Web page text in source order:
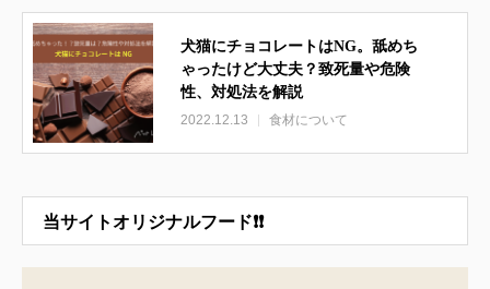
犬猫にチョコレートはNG。舐めち
ゃったけど大丈夫？致死量や危険
性、対処法を解説
2022.12.13 食材について
当サイトオリジナルフード❗❗